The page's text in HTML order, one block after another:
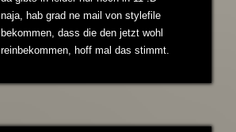
naja, hab grad ne mail von stylefile
bekommen, dass die den jetzt wohl
reinbekommen, hoff mal das stimmt.